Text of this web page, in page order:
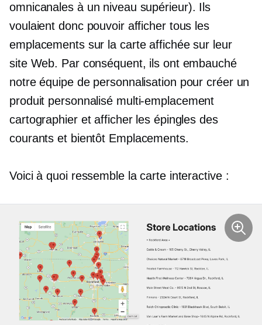
omnicanales à un niveau supérieur). Ils
voulaient donc pouvoir afficher tous les
emplacements sur la carte affichée sur leur
site Web. Par conséquent, ils ont embauché
notre équipe de personnalisation pour créer un
produit personnalisé multi-emplacement
cartographier et afficher les épingles des
courants et bientôt Emplacements.
Voici à quoi ressemble la carte interactive :